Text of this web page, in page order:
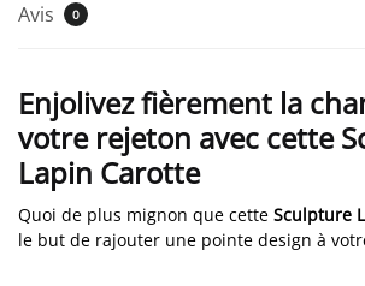
Avis 0
Enjolivez fièrement la
votre rejeton avec cette
Lapin Carotte
Quoi de plus mignon que cette Sculpture
le but de rajouter une pointe design à